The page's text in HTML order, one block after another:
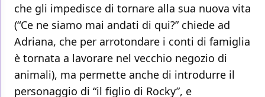
che gli impedisce di tornare alla sua nuova vita
(“Ce ne siamo mai andati di qui?” chiede ad
Adriana, che per arrotondare i conti di famiglia
è tornata a lavorare nel vecchio negozio di
animali), ma permette anche di introdurre il
personaggio di “il figlio di Rocky”, e